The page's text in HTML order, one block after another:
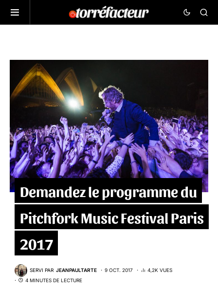
Demandez le programme du
Pitchfork Music Festival Paris
2017
SERVI PAR JEANPAULTARTE 9 OCT. 2017
4,2K VUES
4 MINUTES DE LECTURE